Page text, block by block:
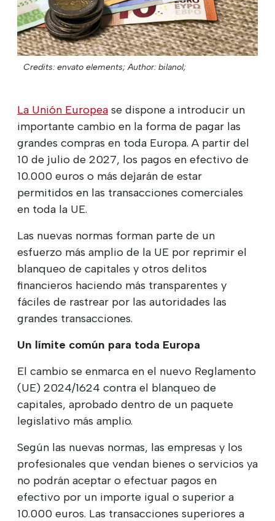
Credits: envato elements; Author: bilanol;
La Unión Europea se dispone a introducir un
importante cambio en la forma de pagar las
grandes compras en toda Europa. A partir del
10 de julio de 2027, los pagos en efectivo de
10.000 euros o más dejarán de estar
permitidos en las transacciones comerciales
en toda la UE.
Las nuevas normas forman parte de un
esfuerzo más amplio de la UE por reprimir el
blanqueo de capitales y otros delitos
financieros haciendo más transparentes y
fáciles de rastrear por las autoridades las
grandes transacciones.
Un límite común para toda Europa
El cambio se enmarca en el nuevo Reglamento
(UE) 2024/1624 contra el blanqueo de
capitales, aprobado dentro de un paquete
legislativo más amplio.
Según las nuevas normas, las empresas y los
profesionales que vendan bienes o servicios ya
no podrán aceptar o efectuar pagos en
efectivo por un importe igual o superior a
10.000 euros. Las transacciones superiores a